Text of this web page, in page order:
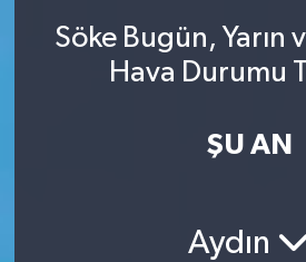
Söke Bugün, Yarın
Hava Durumu
ŞU AN
Aydın
SINAVLAR
AKADEMİK/BİLİM